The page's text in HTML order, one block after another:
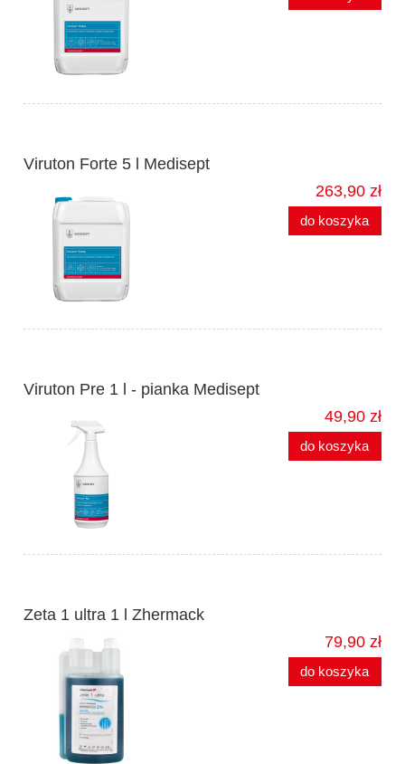
Viruton Forte 5 l Medisept
263,90 zł
do koszyka
Viruton Pre 1 l - pianka Medisept
49,90 zł
do koszyka
Zeta 1 ultra 1 l Zhermack
79,90 zł
do koszyka